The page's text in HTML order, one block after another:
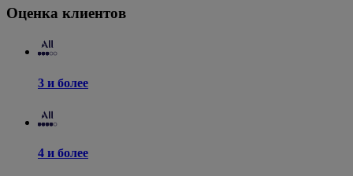
Оценка клиентов
3 и более
4 и более